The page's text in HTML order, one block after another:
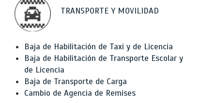
TRANSPORTE Y MOVILIDAD
Baja de Habilitación de Taxi y de Licencia
Baja de Habilitación de Transporte Escolar y
de Licencia
Baja de Transporte de Carga
Cambio de Agencia de Remises